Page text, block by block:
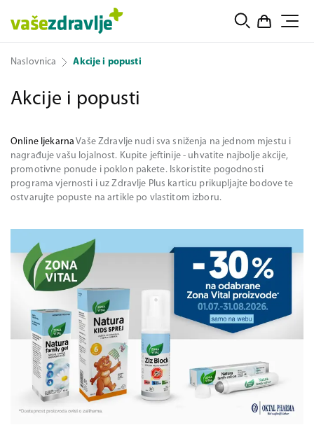
Naslovnica Akcije i popusti
Akcije i popusti
Online ljekarna Vaše Zdravlje nudi sva sniženja na jednom mjestu i
nagrađuje vašu lojalnost. Kupite jeftinije - uhvatite najbolje akcije,
promotivne ponude i poklon pakete. Iskoristite pogodnosti
programa vjernosti i uz Zdravlje Plus karticu prikupljajte bodove te
ostvarujte popuste na artikle po vlastitom izboru.